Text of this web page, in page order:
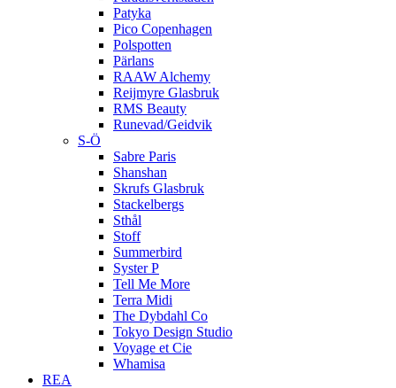
Patyka
Pico Copenhagen
Polspotten
Pärlans
RAAW Alchemy
Reijmyre Glasbruk
RMS Beauty
Runevad/Geidvik
S-Ö
Sabre Paris
Shanshan
Skrufs Glasbruk
Stackelbergs
Sthål
Stoff
Summerbird
Syster P
Tell Me More
Terra Midi
The Dybdahl Co
Tokyo Design Studio
Voyage et Cie
Whamisa
REA